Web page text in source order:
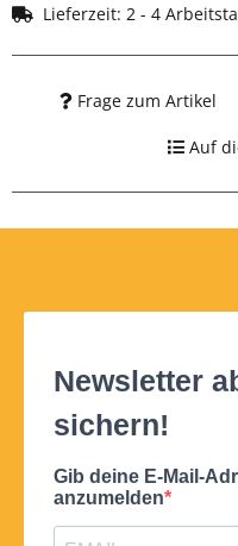
Lieferzeit: 2 - 4
Frage zum Artikel
Auf